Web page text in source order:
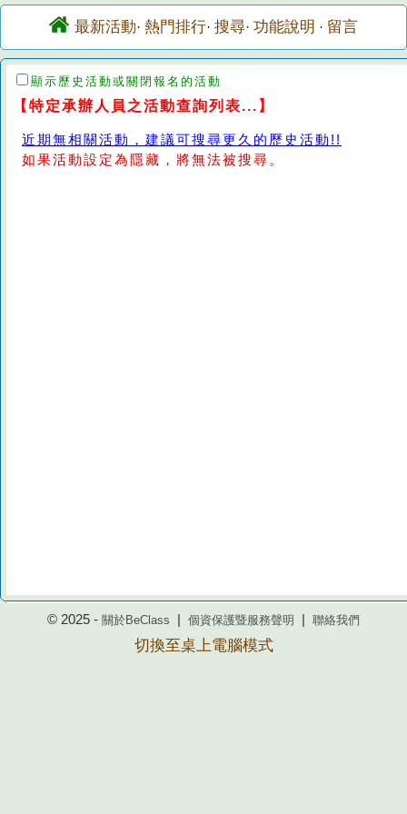
最新活動· 熱門排行· 搜尋· 功能說明 · 留言
顯示歷史活動或關閉報名的活動
【特定承辦人員之活動查詢列表...】
近期無相關活動，建議可搜尋更久的歷史活動!!
如果活動設定為隱藏，將無法被搜尋。
© 2025 - 關於BeClass 個資保護暨服務聲明 聯絡我們
切換至桌上電腦模式